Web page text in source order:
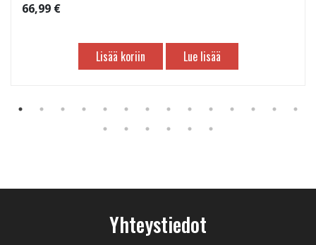
66,99 €
Lisää koriin Lue lisää
Yhteystiedot